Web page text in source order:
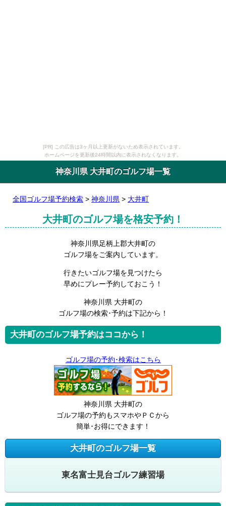
[PR] この広告は3ヶ月以上更新がないため表示されています。
ホームページを更新後24時間以内に表示されなくなります。
神奈川県 大井町のゴルフ場一覧
全国ゴルフ場予約検索 > 神奈川県 > 大井町
大井町のゴルフ場を格安予約！
神奈川県足柄上郡大井町の
ゴルフ場をご案内しています。
行きたいゴルフ場を見つけたら
早めにプレー予約しておこう！
神奈川県 大井町の
ゴルフ場の検索･予約は下記から！
大井町のゴルフ場予約はココから！
ゴルフ場の予約･検索はこちら
神奈川県 大井町の
ゴルフ場の予約もスマホやＰＣから
簡単･お得にできます！
大井町のゴルフ場一覧
東名富士見台ゴルフ練習場